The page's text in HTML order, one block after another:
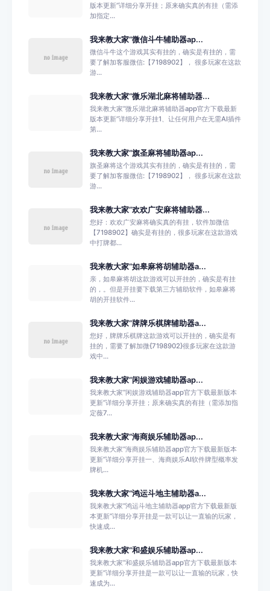
版本更新”详细分享开挂；原来确实真的有挂（需添
加指定...
我来教大家“微信斗牛辅助器ap...
微信斗牛这个游戏其实有挂的，确实是有挂的，需
要了解加客服微信:【7198902】， 很多玩家在这款
游...
我来教大家“微乐湖北麻将辅助器...
我来教大家“微乐湖北麻将辅助器app官方下载最新
版本更新”详细分享开挂1、让任何用户在无需AI插件
第...
我来教大家“旗圣麻将辅助器ap...
旗圣麻将这个游戏其实有挂的，确实是有挂的，需
要了解加客服微信:【7198902】， 很多玩家在这款
游...
我来教大家“欢欢广安麻将辅助器...
您好：欢欢广安麻将确实真的有挂，软件加微信
【7198902】确实是有挂的，很多玩家在这款游戏
中打牌都...
我来教大家“如皋麻将胡辅助器a...
亲，如皋麻将胡这款游戏可以开挂的，确实是有挂
的，。但是开挂要下载第三方辅助软件，如皋麻将
胡的开挂软件...
我来教大家“牌牌乐棋牌辅助器a...
您好，牌牌乐棋牌这款游戏可以开挂的，确实是有
挂的，需要了解加微{7198902}很多玩家在这款游
戏中...
我来教大家“闲娱游戏辅助器ap...
我来教大家“闲娱游戏辅助器app官方下载最新版本
更新”详细分享开挂；原来确实真的有挂（需添加指
定薇7...
我来教大家“海商娱乐辅助器ap...
我来教大家“海商娱乐辅助器app官方下载最新版本
更新”详细分享开挂一、海商娱乐AI软件牌型概率发
牌机...
我来教大家“鸿运斗地主辅助器a...
我来教大家“鸿运斗地主辅助器app官方下载最新版
本更新”详细分享开挂是一款可以让一直输的玩家，
快速成...
我来教大家“和盛娱乐辅助器ap...
我来教大家“和盛娱乐辅助器app官方下载最新版本
更新”详细分享开挂是一款可以让一直输的玩家，快
速成为...